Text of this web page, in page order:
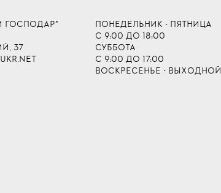
ГОСПОДАР"
37
ПОНЕДЕЛЬНИК - ПЯТНИЦА
С 9:00 ДО 18:00
СУББОТА
С 9:00 ДО 17:00
ВОСКРЕСЕНЬЕ - ВЫХОДНОЙ